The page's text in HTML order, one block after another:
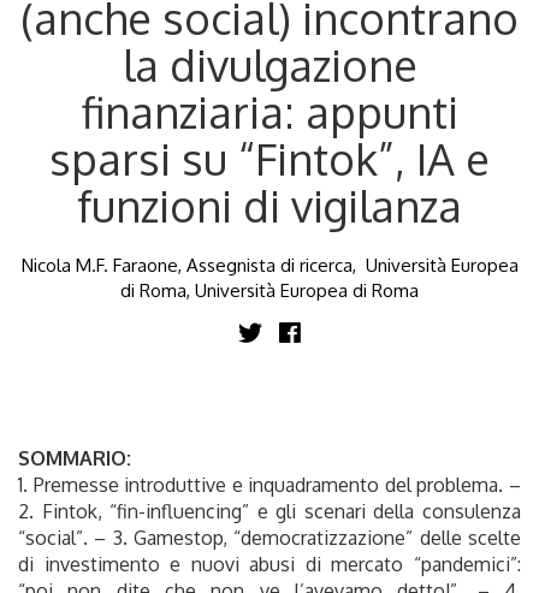
(anche social) incontrano
la divulgazione
finanziaria: appunti
sparsi su “Fintok”, IA e
funzioni di vigilanza
Nicola M.F. Faraone, Assegnista di ricerca, Università Europea
di Roma, Università Europea di Roma
SOMMARIO:
1. Premesse introduttive e inquadramento del problema. –
2. Fintok, “fin-influencing” e gli scenari della consulenza
“social”. – 3. Gamestop, “democratizzazione” delle scelte
di investimento e nuovi abusi di mercato “pandemici”: